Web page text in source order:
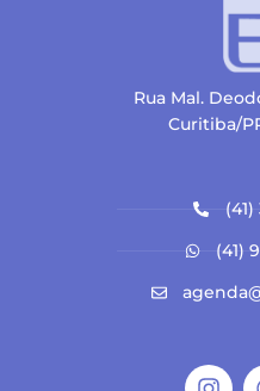
Rua Mal.
Curitiba/
(41)